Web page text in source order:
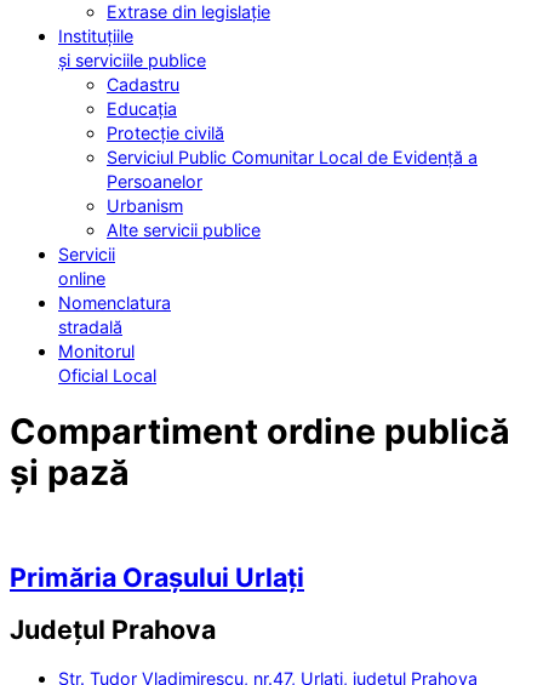
Extrase din legislație
Instituțiile
și serviciile publice
Cadastru
Educația
Protecție civilă
Serviciul Public Comunitar Local de Evidență a
Persoanelor
Urbanism
Alte servicii publice
Servicii
online
Nomenclatura
stradală
Monitorul
Oficial Local
Compartiment ordine publică
și pază
Primăria Orașului Urlați
Județul Prahova
Str. Tudor Vladimirescu, nr.47, Urlați, județul Prahova